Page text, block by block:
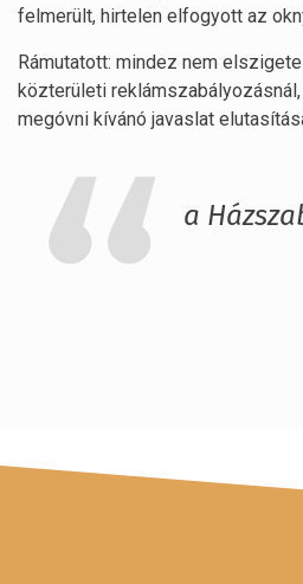
felmerült, hirtelen elfogyott az
Rámutatott: mindez nem
közterületi
megóvni kívánó javaslat
a